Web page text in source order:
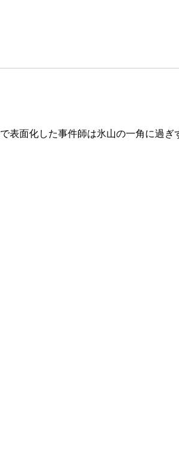
表面化した事件師は氷山の一角に過